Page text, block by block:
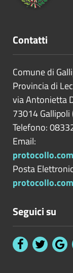
Contatti
Comune di
Provincia di
via Antonietta
73014Gallipoli
Telefono:
Email:
Posta
Seguici su